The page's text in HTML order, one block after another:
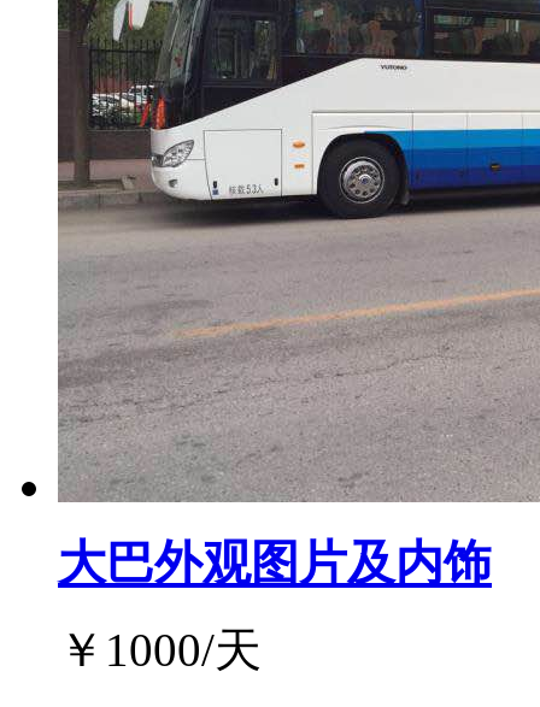
大巴外观图片及内饰
￥ 1000/天